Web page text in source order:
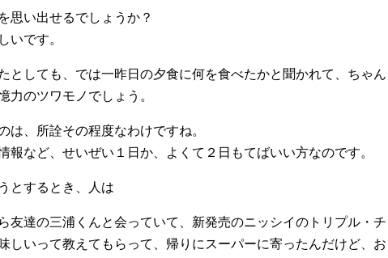
思い出せるでしょうか？
いです。
としても、では一昨日の夕食に何を食べたかと聞かれて、ちゃん
力のツワモノでしょう。
は、所詮その程度なわけですね。
報など、せいぜい１日か、よくて２日もてばいい方なのです。
とするとき、人は
友達の三浦くんと会っていて、新発売のニッシイのトリプル・チ
しいって教えてもらって、帰りにスーパーに寄ったんだけど、お